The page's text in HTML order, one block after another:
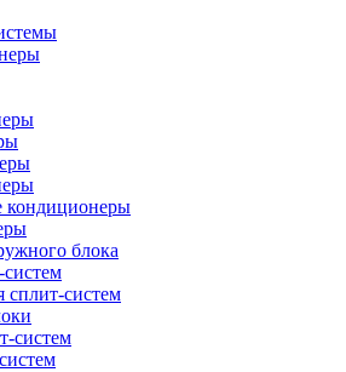
кондиционеры
блока
систем
систем